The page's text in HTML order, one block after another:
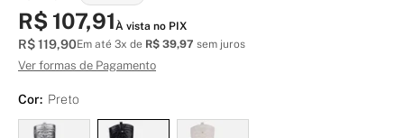
R$ 107,91À vista no PIX
R$ 119,90Em até 3x de R$ 39,97 sem juros
Ver formas de Pagamento
Cor: Preto